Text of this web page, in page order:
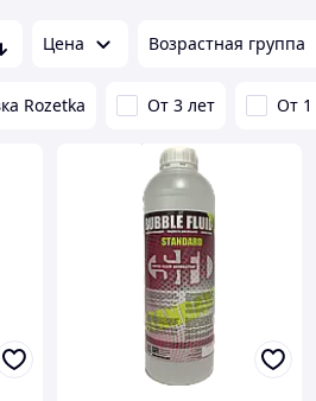
Цена Возрастная группа
Rozetka От 3 лет От 1